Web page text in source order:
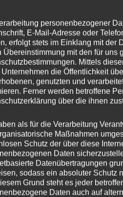
herrscht in vielen
ein Beitrag des SWR-
Landtagsfraktion,
an die
18/6212 und 18/6817)
er an, ein Gutachten in
prüfen soll.
von Minute 1:10 bis 1:40):
personenbezogener
E-Mail-Adresse oder
erfolgt stets im Einklang mit der
Übereinstimmung mit den für uns
Mittels
die Öffentlichkeit
genutzten und
Ferner werden betroffene
über die ihnen
als für die Verarbeitung
Maßnahmen
Schutz der über diese
Daten
Datenübertragungen
sodass ein absoluter Schutz
Grund steht es jeder
Daten auch auf